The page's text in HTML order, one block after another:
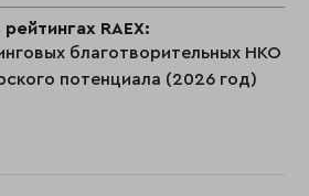
RAEX:
благотворительных НКО
потенциала (2026 год)